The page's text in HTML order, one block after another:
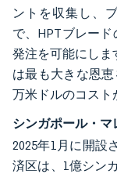
ントを収集し、
で、HPTブレー
発注を可能にしま
は最も大きな恩
万米ドルのコスト
シンガポール・
2025年1月に開設
済区は、1億シン